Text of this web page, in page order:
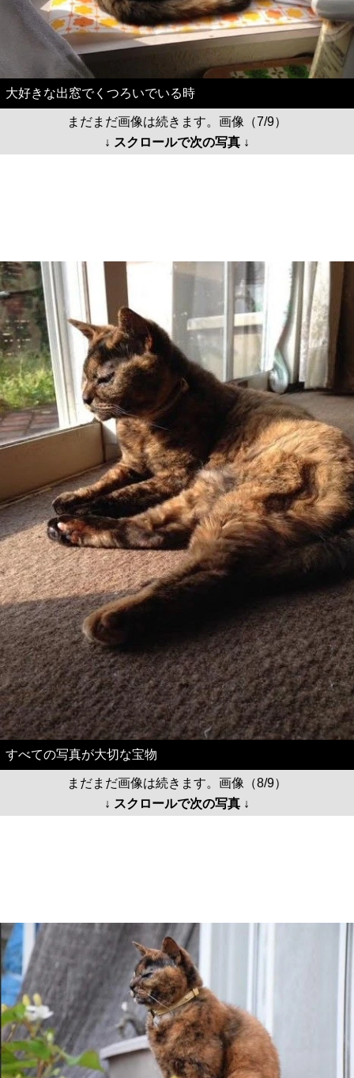
大好きな出窓でくつろいでいる時
まだまだ画像は続きます。画像（7/9）
↓ スクロールで次の写真 ↓
すべての写真が大切な宝物
まだまだ画像は続きます。画像（8/9）
↓ スクロールで次の写真 ↓